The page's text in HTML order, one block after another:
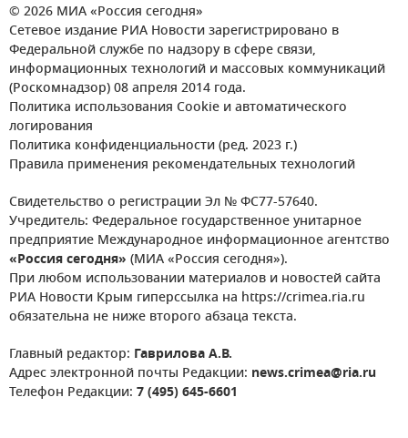
© 2026 МИА «Россия сегодня»
Сетевое издание РИА Новости зарегистрировано в
Федеральной службе по надзору в сфере связи,
информационных технологий и массовых коммуникаций
(Роскомнадзор) 08 апреля 2014 года.
Политика использования Cookie и автоматического
логирования
Политика конфиденциальности (ред. 2023 г.)
Правила применения рекомендательных технологий
Свидетельство о регистрации Эл № ФС77-57640.
Учредитель: Федеральное государственное унитарное
предприятие Международное информационное агентство
«Россия сегодня» (МИА «Россия сегодня»).
При любом использовании материалов и новостей сайта
РИА Новости Крым гиперссылка на https://crimea.ria.ru
обязательна не ниже второго абзаца текста.
Главный редактор: Гаврилова А.В.
Адрес электронной почты Редакции: news.crimea@ria.ru
Телефон Редакции: 7 (495) 645-6601